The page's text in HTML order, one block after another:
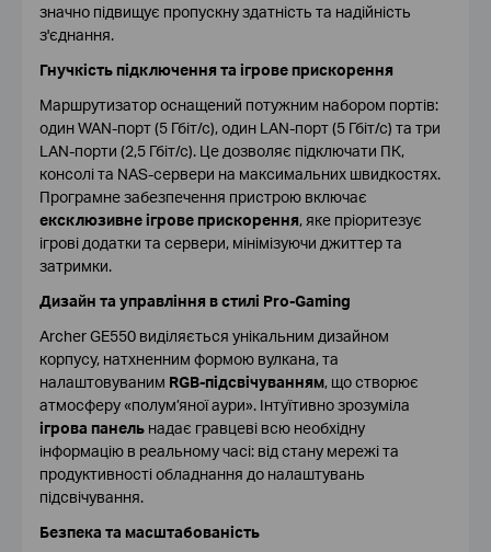
значно підвищує пропускну здатність та надійність
з'єднання.
Гнучкість підключення та ігрове прискорення
Маршрутизатор оснащений потужним набором портів:
один WAN-порт (5 Гбіт/с), один LAN-порт (5 Гбіт/с) та три
LAN-порти (2,5 Гбіт/с). Це дозволяє підключати ПК,
консолі та NAS-сервери на максимальних швидкостях.
Програмне забезпечення пристрою включає
ексклюзивне ігрове прискорення, яке пріоритезує
ігрові додатки та сервери, мінімізуючи джиттер та
затримки.
Дизайн та управління в стилі Pro-Gaming
Archer GE550 виділяється унікальним дизайном
корпусу, натхненним формою вулкана, та
налаштовуваним RGB-підсвічуванням, що створює
атмосферу «полум’яної аури». Інтуїтивно зрозуміла
ігрова панельнадає гравцеві всю необхідну
інформацію в реальному часі: від стану мережі та
продуктивності обладнання до налаштувань
підсвічування.
Безпека та масштабованість